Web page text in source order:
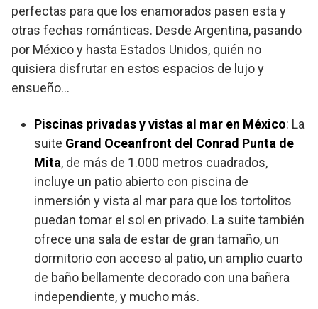
perfectas para que los enamorados pasen esta y
otras fechas románticas. Desde Argentina, pasando
por México y hasta Estados Unidos, quién no
quisiera disfrutar en estos espacios de lujo y
ensueño…
Piscinas privadas y vistas al mar en México: La
suite Grand Oceanfront del Conrad Punta de
Mita, de más de 1.000 metros cuadrados,
incluye un patio abierto con piscina de
inmersión y vista al mar para que los tortolitos
puedan tomar el sol en privado. La suite también
ofrece una sala de estar de gran tamaño, un
dormitorio con acceso al patio, un amplio cuarto
de baño bellamente decorado con una bañera
independiente, y mucho más.